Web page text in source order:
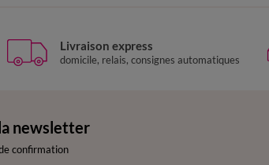
Livraison express
domicile, relais, consignes automatiques
newsletter
confirmation